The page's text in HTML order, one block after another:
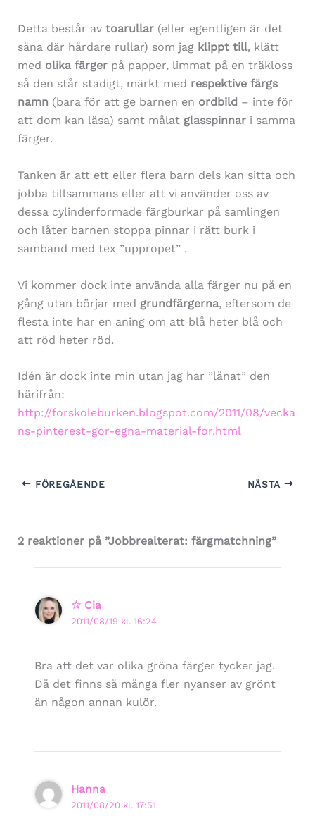
Detta består av toarullar (eller egentligen är det
såna där hårdare rullar) som jagklippt till, klätt
med olika färgerpå papper, limmat på en träkloss
så den står stadigt, märkt med respektive färgs
namn (bara för att ge barnen en ordbild – inte för
att dom kan läsa) samt målat glasspinnar i samma
färger.
Tanken är att ett eller flera barn dels kan sitta och
jobba tillsammans eller att vi använder oss av
dessa cylinderformade färgburkar på samlingen
och låter barnen stoppa pinnar i rätt burk i
samband med tex ”uppropet” .
Vi kommer dock inte använda alla färger nu på en
gång utan börjar med grundfärgerna, eftersom de
flesta inte har en aning om att blå heter blå och
att röd heter röd.
Idén är dock inte min utan jag har ”lånat” den
härifrån:
http://forskoleburken.blogspot.com/2011/08/vecka
ns-pinterest-gor-egna-material-for.html
FÖREGÅENDE NÄSTA
2 reaktioner på ”Jobbrealterat: färgmatchning”
☆ Cia
2011/08/19 kl. 16:24
Bra att det var olika gröna färger tycker jag.
Då det finns så många fler nyanser av grönt
än någon annan kulör.
Hanna
2011/08/20 kl. 17:51